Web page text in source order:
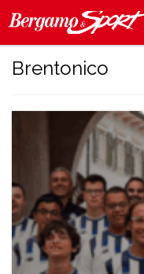
Brentonico